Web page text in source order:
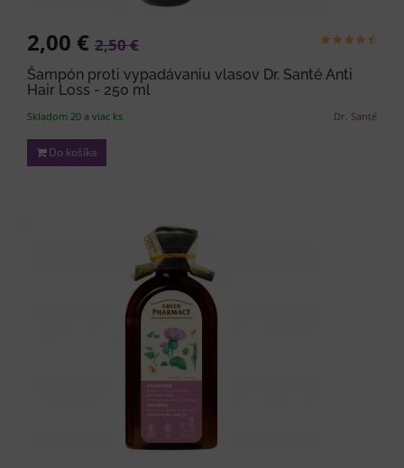
2,00 € 2,50 €
Šampón proti vypadávaniu vlasov Dr. Santé Anti
Hair Loss - 250 ml
Dr. Santé
Skladom 20 a viac ks
Do košíka